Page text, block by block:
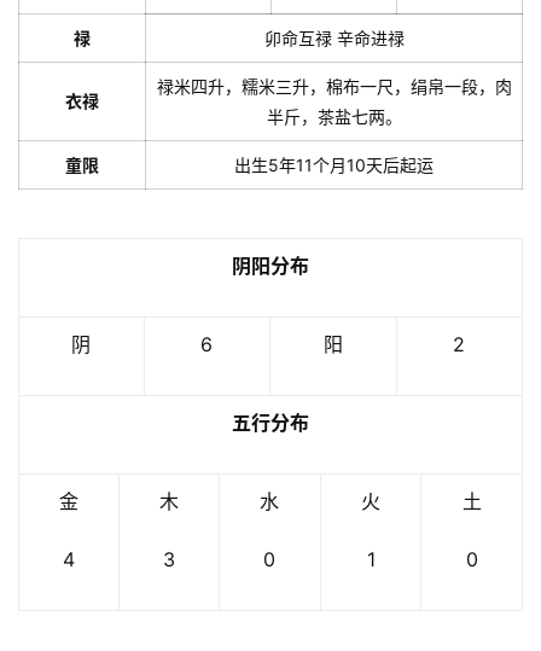
禄 卯命互禄 辛命进禄
衣禄
禄米四升，糯米三升，棉布一尺，绢帛一段，肉
半斤，茶盐七两。
童限 出生5年11个月10天后起运
阴阳分布
阴 6 阳 2
五行分布
金
4
木
3
水
0
火
1
土
0